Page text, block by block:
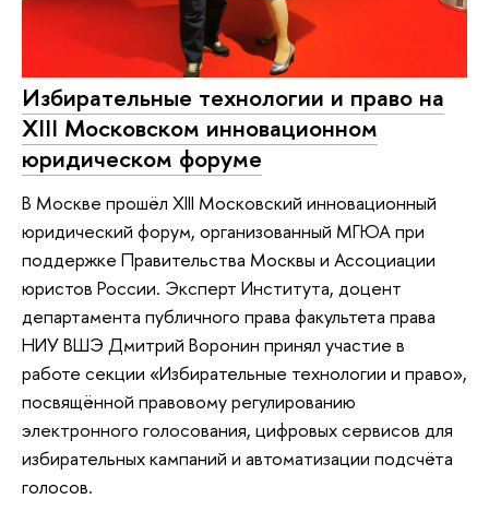
Избирательные технологии и право на
XIII Московском инновационном
юридическом форуме
В Москве прошёл XIII Московский инновационный
юридический форум, организованный МГЮА при
поддержке Правительства Москвы и Ассоциации
юристов России. Эксперт Института, доцент
департамента публичного права факультета права
НИУ ВШЭ Дмитрий Воронин принял участие в
работе секции «Избирательные технологии и право»,
посвящённой правовому регулированию
электронного голосования, цифровых сервисов для
избирательных кампаний и автоматизации подсчёта
голосов.